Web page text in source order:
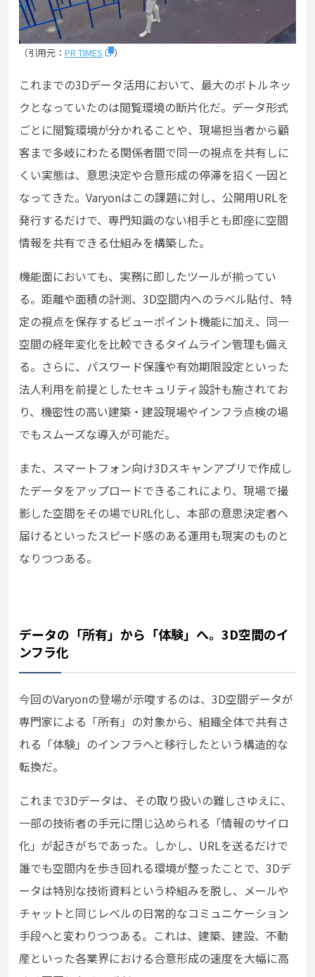
（引用元： PR TIMES ）
これまでの3Dデータ活用において、最大のボトルネッ
クとなっていたのは閲覧環境の断片化だ。データ形式
ごとに閲覧環境が分かれることや、現場担当者から顧
客まで多岐にわたる関係者間で同一の視点を共有しに
くい実態は、意思決定や合意形成の停滞を招く一因と
なってきた。Varyonはこの課題に対し、公開用URLを
発行するだけで、専門知識のない相手とも即座に空間
情報を共有できる仕組みを構築した。
機能面においても、実務に即したツールが揃ってい
る。距離や面積の計測、3D空間内へのラベル貼付、特
定の視点を保存するビューポイント機能に加え、同一
空間の経年変化を比較できるタイムライン管理も備え
る。さらに、パスワード保護や有効期限設定といった
法人利用を前提としたセキュリティ設計も施されてお
り、機密性の高い建築・建設現場やインフラ点検の場
でもスムーズな導入が可能だ。
また、スマートフォン向け3Dスキャンアプリで作成し
たデータをアップロードできるこれにより、現場で撮
影した空間をその場でURL化し、本部の意思決定者へ
届けるといったスピード感のある運用も現実のものと
なりつつある。
データの「所有」から「体験」へ。3D空間のイ
ンフラ化
今回のVaryonの登場が示唆するのは、3D空間データが
専門家による「所有」の対象から、組織全体で共有さ
れる「体験」のインフラへと移行したという構造的な
転換だ。
これまで3Dデータは、その取り扱いの難しさゆえに、
一部の技術者の手元に閉じ込められる「情報のサイロ
化」が起きがちであった。しかし、URLを送るだけで
誰でも空間内を歩き回れる環境が整ったことで、3Dデ
ータは特別な技術資料という枠組みを脱し、メールや
チャットと同じレベルの日常的なコミュニケーション
手段へと変わりつつある。これは、建築、建設、不動
産といった各業界における合意形成の速度を大幅に高